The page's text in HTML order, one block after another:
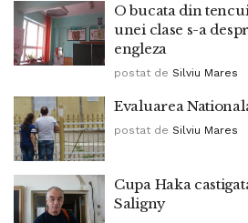
O bucata din
unei clase s-a
engleza
postat de Silviu Mares
Evaluarea
postat de Silviu Mares
Cupa Haka
Saligny